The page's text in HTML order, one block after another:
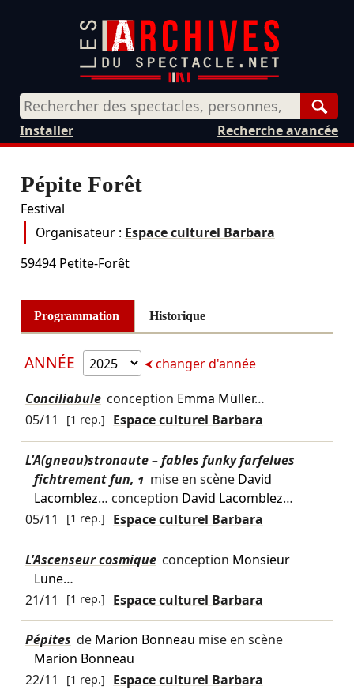
Recherche avancée
Installer
Pépite Forêt
Festival
Organisateur : Espace culturel Barbara
59494 Petite-Forêt
Programmation Historique
ANNÉE changer d'année
Conciliabule conception Emma Müller…
05/11
[1 rep.] Espace culturel Barbara
L'A(gneau)stronaute – fables funky farfelues
fichtrement fun, 1 mise en scène David
Lacomblez… conception David Lacomblez…
05/11
[1 rep.] Espace culturel Barbara
L'Ascenseur cosmique conception Monsieur
Lune…
21/11
[1 rep.] Espace culturel Barbara
Pépites de Marion Bonneau mise en scène
Marion Bonneau
22/11
[1 rep.] Espace culturel Barbara